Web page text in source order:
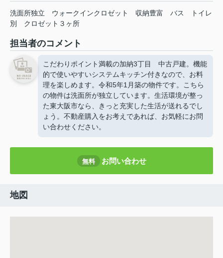
洗面所独立 ウォークインクロゼット 収納豊富 バス
トイレ
別
クロゼット３ヶ所
担当者のコメント
こだわりポイント満載の加納3丁目 中古戸建。機能
的で使いやすいシステムキッチン付きなので、お料
理を楽しめます。令和5年1月築の物件です。こちら
の物件は洗面所が独立しています。生活環境が整っ
た東大阪市なら、きっと充実した生活が送れるでし
ょう。不動産購入をお考えであれば、お気軽にお問
い合わせください。
無料 お問い合わせ
地図